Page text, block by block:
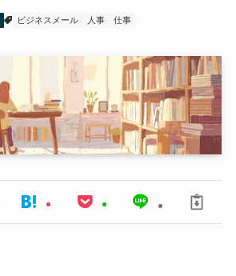
ビジネスメール 人事 仕事